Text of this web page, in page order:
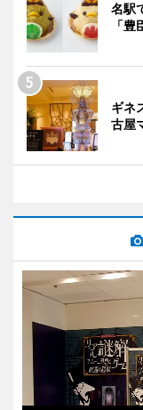
名駅
「
ギネ
古屋